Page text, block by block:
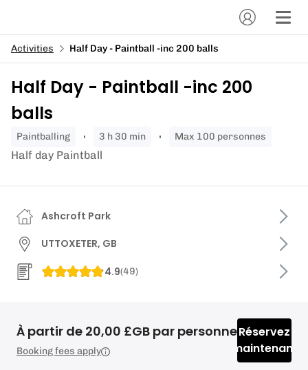
Activities Half Day - Paintball -inc 200 balls
Half Day - Paintball -inc 200
balls
paintballing 3 h 30 min Max 100 personnes
Half day Paintball
Ashcroft Park
UTTOXETER, GB
4.9(49)
À partir de 20,00 £GB par personne
Booking fees apply
Réservez
maintenant